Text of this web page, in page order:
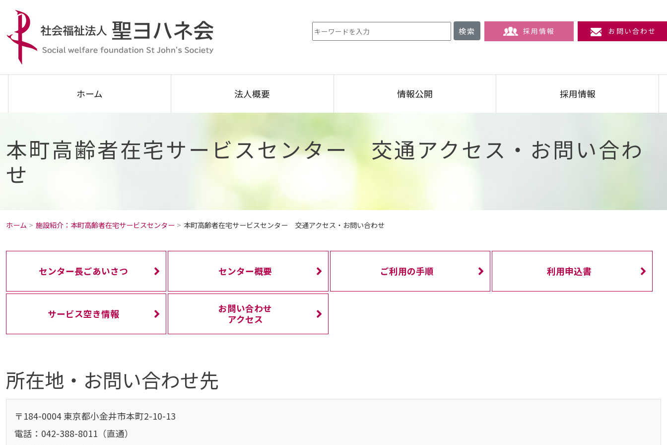
検索 採用情報 お問い合わせ
ホーム 法人概要 情報公開 採用情報
本町高齢者在宅サービスセンター 交通アクセス・お問い合わ
せ
ホーム 施設紹介：本町高齢者在宅サービスセンター 本町高齢者在宅サービスセンター 交通アクセス・お問い合わせ
センター長ごあいさつ センター概要 ご利用の手順 利用申込書
サービス空き情報
お問い合わせ
アクセス
所在地・お問い合わせ先
〒184-0004 東京都小金井市本町2-10-13
電話：042-388-8011（直通）